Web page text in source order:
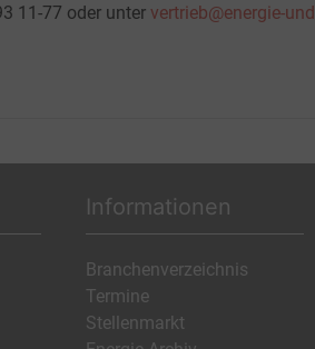
11-77 oder unter vertrieb@energie-
Informationen
Branchenverzeichnis
Termine
Stellenmarkt